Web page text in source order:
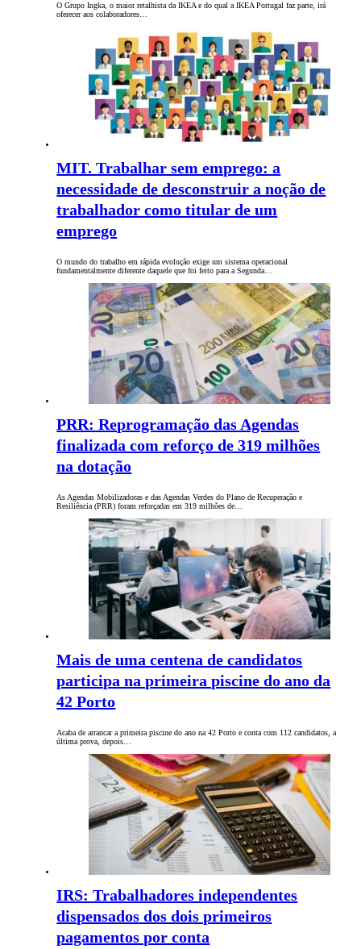
O Grupo Ingka, o maior retalhista da IKEA e do qual a IKEA Portugal faz parte, irá
oferecer aos colaboradores…
MIT. Trabalhar sem emprego: a
necessidade de desconstruir a noção de
trabalhador como titular de um
emprego
O mundo do trabalho em rápida evolução exige um sistema operacional
fundamentalmente diferente daquele que foi feito para a Segunda…
PRR: Reprogramação das Agendas
finalizada com reforço de 319 milhões
na dotação
As Agendas Mobilizadoras e das Agendas Verdes do Plano de Recuperação e
Resiliência (PRR) foram reforçadas em 319 milhões de…
Mais de uma centena de candidatos
participa na primeira piscine do ano da
42 Porto
Acaba de arrancar a primeira piscine do ano na 42 Porto e conta com 112 candidatos, a
última prova, depois…
IRS: Trabalhadores independentes
dispensados dos dois primeiros
pagamentos por conta